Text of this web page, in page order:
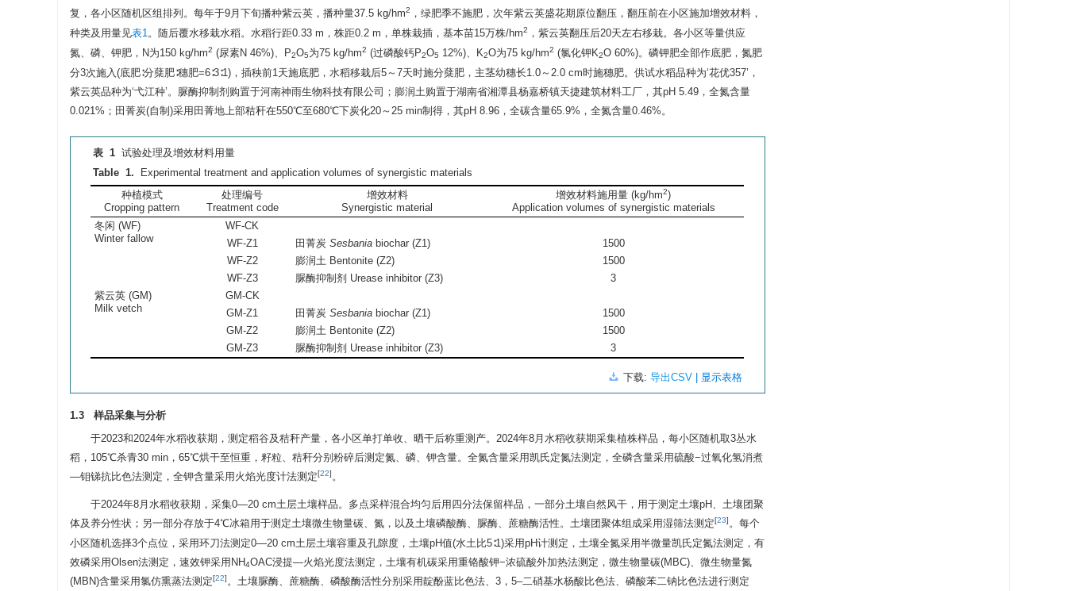
复，各小区随机区组排列。每年于9月下旬播种紫云英，播种量37.5 kg/hm2 ，绿肥季不施肥，次年紫云英盛花期原位翻压，翻压前在小区施加增效材料，
种类及用量见表1。随后覆水移栽水稻。水稻行距0.33 m，株距0.2 m，单株栽插，基本苗15万株/hm2 ，紫云英翻压后20天左右移栽。各小区等量供应
氮、磷、钾肥，N为150 kg/hm2 (尿素N 46%)、P2O5为75 kg/hm2 (过磷酸钙P2O5 12%)、K2O为75 kg/hm2 (氯化钾K2O 60%)。磷钾肥全部作底肥，氮肥
分3次施入(底肥∶分蘖肥∶穗肥=6∶3∶1)，插秧前1天施底肥，水稻移栽后5～7天时施分蘖肥，主茎幼穗长1.0～2.0 cm时施穗肥。供试水稻品种为‘花优357’，
紫云英品种为‘弋江种’。脲酶抑制剂购置于河南神雨生物科技有限公司；膨润土购置于湖南省湘潭县杨嘉桥镇天捷建筑材料工厂，其pH 5.49，全氮含量
0.021%；田菁炭(自制)采用田菁地上部秸秆在550℃至680℃下炭化20～25 min制得，其pH 8.96，全碳含量65.9%，全氮含量0.46%。
表 1 试验处理及增效材料用量
Table 1.
Experimental treatment and application volumes of synergistic materials
种植模式
Cropping pattern
处理编号
Treatment code
增效材料
Synergistic material
增效材料施用量 (kg/hm2)
Application volumes of synergistic materials
冬闲 (WF)
Winter fallow
WF-CK
WF-Z1
田菁炭Sesbania biochar (Z1)
1500
WF-Z2
膨润土 Bentonite (Z2)
1500
WF-Z3
脲酶抑制剂 Urease inhibitor (Z3)
3
紫云英 (GM)
Milk vetch
GM-CK
GM-Z1
田菁炭Sesbania biochar (Z1)
1500
GM-Z2
膨润土 Bentonite (Z2)
1500
GM-Z3
脲酶抑制剂 Urease inhibitor (Z3) 3
下载: 导出CSV | 显示表格
1.3 样品采集与分析
于2023和2024年水稻收获期，测定稻谷及秸秆产量，各小区单打单收、晒干后称重测产。2024年8月水稻收获期采集植株样品，每小区随机取3丛水
稻，105℃杀青30 min，65℃烘干至恒重，籽粒、秸秆分别粉碎后测定氮、磷、钾含量。全氮含量采用凯氏定氮法测定，全磷含量采用硫酸−过氧化氢消煮
—钼锑抗比色法测定，全钾含量采用火焰光度计法测定[22]。
于2024年8月水稻收获期，采集0—20 cm土层土壤样品。多点采样混合均匀后用四分法保留样品，一部分土壤自然风干，用于测定土壤pH、土壤团聚
体及养分性状；另一部分存放于4℃冰箱用于测定土壤微生物量碳、氮，以及土壤磷酸酶、脲酶、蔗糖酶活性。土壤团聚体组成采用湿筛法测定[23]。每个
小区随机选择3个点位，采用环刀法测定0—20 cm土层土壤容重及孔隙度，土壤pH值(水土比5∶1)采用pH计测定，土壤全氮采用半微量凯氏定氮法测定，有
效磷采用Olsen法测定，速效钾采用NH4OAC浸提—火焰光度法测定，土壤有机碳采用重铬酸钾−浓硫酸外加热法测定，微生物量碳(MBC)、微生物量氮
(MBN)含量采用氯仿熏蒸法测定[22]。土壤脲酶、蔗糖酶、磷酸酶活性分别采用靛酚蓝比色法、3，5–二硝基水杨酸比色法、磷酸苯二钠比色法进行测定